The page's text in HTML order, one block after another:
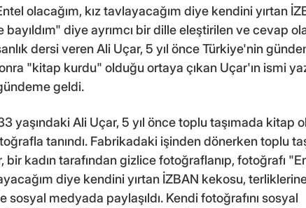
olacağım, kız tavlayacağım diye kendini yırtan
diye ayrımcı bir dille eleştirilen ve cevap
dersi veren Ali Uçar, 5 yıl önce Türkiye'nin
"kitap kurdu" olduğu ortaya çıkan Uçar'ın ismi
geldi.
yaşındaki Ali Uçar, 5 yıl önce toplu taşımada kitap
tanındı. Fabrikadaki işinden dönerken toplu
kadın tarafından gizlice fotoğraflanıp, fotoğrafı
diye kendini yırtan İZBAN kekosu,
sosyal medyada paylaşıldı. Kendi fotoğrafını sosyal